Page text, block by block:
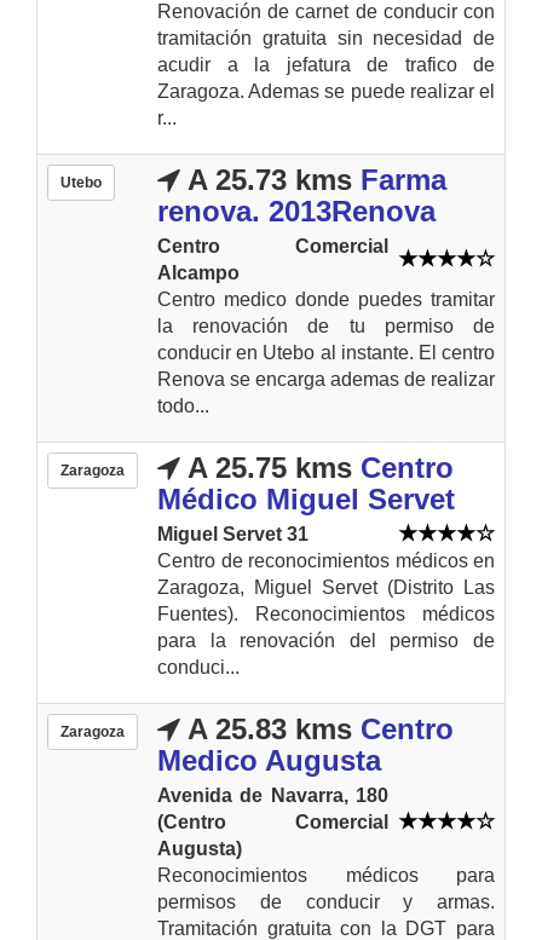
Renovación de carnet de conducir con
tramitación gratuita sin necesidad de
acudir a la jefatura de trafico de
Zaragoza. Ademas se puede realizar el
r...
Utebo A 25.73 kms Farma
renova. 2013Renova
Centro Comercial
Alcampo
Centro medico donde puedes tramitar
la renovación de tu permiso de
conducir en Utebo al instante. El centro
Renova se encarga ademas de realizar
todo...
Zaragoza A 25.75 kms Centro
Médico Miguel Servet
Miguel Servet 31
Centro de reconocimientos médicos en
Zaragoza, Miguel Servet (Distrito Las
Fuentes). Reconocimientos médicos
para la renovación del permiso de
conduci...
Zaragoza A 25.83 kms Centro
Medico Augusta
Avenida de Navarra, 180
(Centro Comercial
Augusta)
Reconocimientos médicos para
permisos de conducir y armas.
Tramitación gratuita con la DGT para